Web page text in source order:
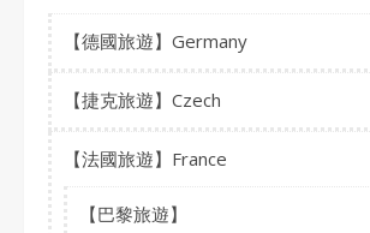
【德國旅遊】Germany
【捷克旅遊】Czech
【法國旅遊】France
【巴黎旅遊】